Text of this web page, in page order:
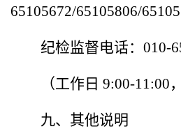
65105672/65105806/6510
纪检监督电话： 010-
（工作日 9:00-11:00，
九、其他说明